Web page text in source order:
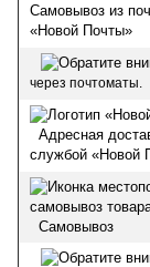
Самовывоз из
«Новой Почты»
через почтоматы.
Адресная
службой «Новой
Самовывоз